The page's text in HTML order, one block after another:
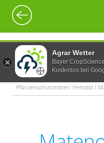
Agrar Wetter
Bayer
Kostenlos bei
Pflanzenschutzmittel / Herbizid /